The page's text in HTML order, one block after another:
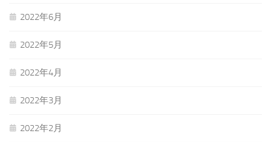
2022年6月
2022年5月
2022年4月
2022年3月
2022年2月